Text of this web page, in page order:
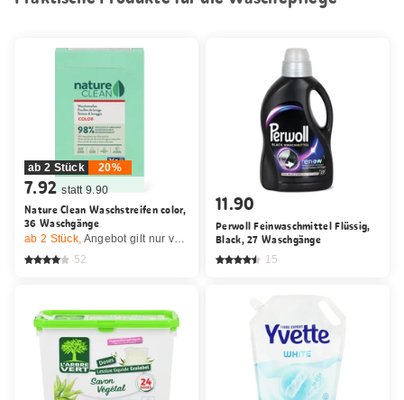
ab 2 Stück 20%
7.92 statt 9.90
Nature Clean Waschstreifen color,
36 Waschgänge
ab 2 Stück, Angebot gilt nur vom 6.8. bis 12.8.2026, solange Vorrat.
52
11.90
Perwoll Feinwaschmittel Flüssig,
Black, 27 Waschgänge
15